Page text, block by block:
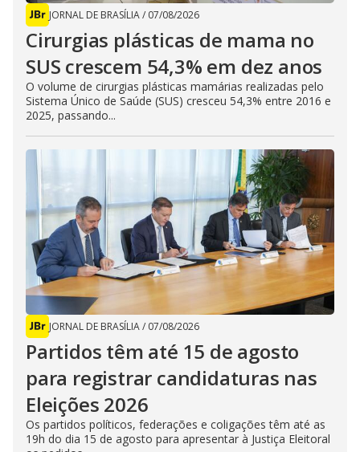
JORNAL DE BRASÍLIA/ 07/08/2026
Cirurgias plásticas de mama no
SUS crescem 54,3% em dez anos
O volume de cirurgias plásticas mamárias realizadas pelo
Sistema Único de Saúde (SUS) cresceu 54,3% entre 2016 e
2025, passando...
JORNAL DE BRASÍLIA/ 07/08/2026
Partidos têm até 15 de agosto
para registrar candidaturas nas
Eleições 2026
Os partidos políticos, federações e coligações têm até as
19h do dia 15 de agosto para apresentar à Justiça Eleitoral